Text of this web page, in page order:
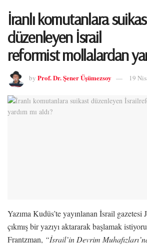
İranlı komutanlara
düzenleyen İsrail
reformist mollalardan
by Prof. Dr. Şener Üşümezsoy 19
Yazıma Kudüs’te yayınlanan İsrail gazetesi
çıkmış bir yazıyı aktararak başlamak
Frantzman, “İsrail’in Devrim